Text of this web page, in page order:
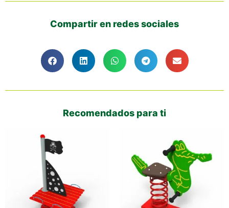
Compartir en redes sociales
Recomendados para ti